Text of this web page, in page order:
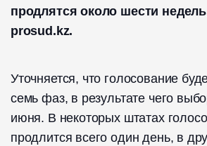
продлятся около шести
prosud.kz.
Уточняется, что голосование
семь фаз, в результате чего
июня. В некоторых штатах
продлится всего один день, в